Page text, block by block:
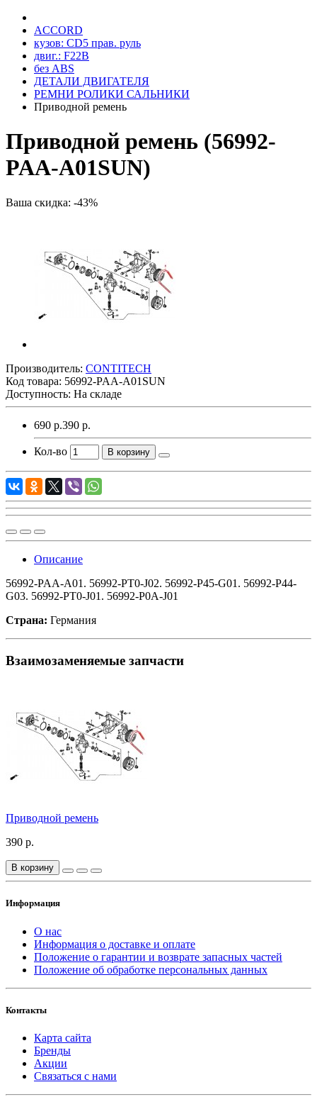
ACCORD
кузов: CD5 прав. руль
двиг.: F22B
без ABS
ДЕТАЛИ ДВИГАТЕЛЯ
РЕМНИ РОЛИКИ САЛЬНИКИ
Приводной ремень
Приводной ремень (56992-
PAA-A01SUN)
Ваша скидка: -43%
Производитель: CONTITECH
Код товара: 56992-PAA-A01SUN
Доступность: На складе
690 р.390 р.
Кол-во В корзину
Описание
56992-PAA-A01. 56992-PT0-J02. 56992-P45-G01. 56992-P44-
G03. 56992-PT0-J01. 56992-P0A-J01
Страна: Германия
Взаимозаменяемые запчасти
Приводной ремень
390 р.
В корзину
Информация
О нас
Информация о доставке и оплате
Положение о гарантии и возврате запасных частей
Положение об обработке персональных данных
Контакты
Карта сайта
Бренды
Акции
Связаться с нами